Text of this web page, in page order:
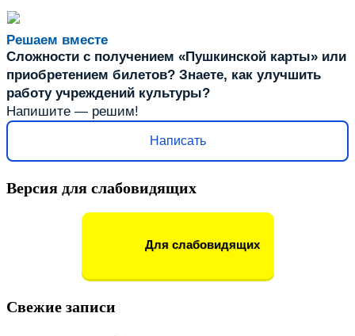
Решаем вместе
Сложности с получением «Пушкинской карты» или
приобретением билетов? Знаете, как улучшить
работу учреждений культуры?
Напишите — решим!
Написать
Версия для слабовидящих
Для слабовидящих
Свежие записи